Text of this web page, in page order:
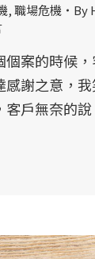
,職場危機 By
個案的時候
感謝之意，
客戶無奈的